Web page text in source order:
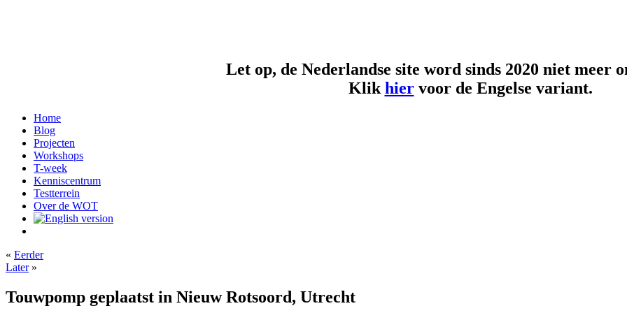
Let op, de Nederlandse site word sinds 2020 niet meer
Klikhiervoor de Engelse variant.
Home
Blog
Projecten
Workshops
T-week
Kenniscentrum
Testterrein
Over de WOT
« Eerder
Later»
Touwpomp geplaatst in Nieuw Rotsoord, Utrecht